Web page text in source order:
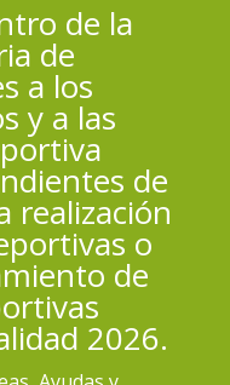
de la
de
a los
y a las
de
realización
o
de
2026.